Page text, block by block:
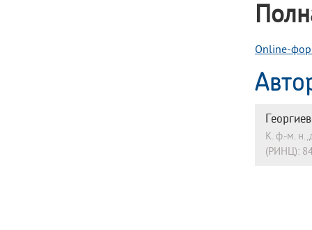
Online-
К. ф.-м.
(РИНЦ):